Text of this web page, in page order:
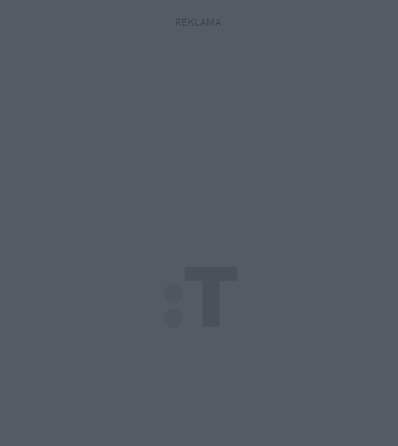
REKLAMA